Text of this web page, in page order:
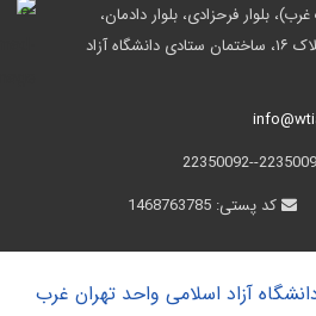
فرحزادی، بلوار دادمان،
خیابان درختی، کوچه ثقفی، پلاک ۱۶، ساختمان ستادی دانشگاه آزاد
کد پستی:1468763785
آزاد اسلامی واحد تهران غرب